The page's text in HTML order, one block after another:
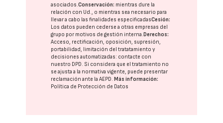
asociados.Conservación: mientras dure la
relación con Ud., o mientras sea necesario para
llevar a cabo las finalidades especificadasCesión:
Los datos pueden cederse a otras empresas del
grupo por motivos de gestión interna. Derechos:
Acceso, rectificación, oposición, supresión,
portabilidad, limitación del tratatamiento y
decisiones automatizadas: contacte con
nuestro DPD. Si considera que el tratamiento no
se ajusta a la normativa vigente, puede presentar
reclamación ante laAEPD. Más información:
Política de Protección de Datos